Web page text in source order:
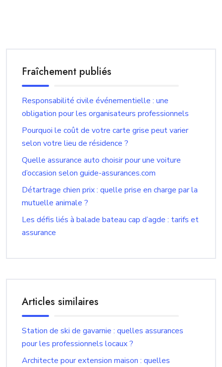
Fraîchement publiés
Responsabilité civile événementielle : une
obligation pour les organisateurs professionnels
Pourquoi le coût de votre carte grise peut varier
selon votre lieu de résidence ?
Quelle assurance auto choisir pour une voiture
d’occasion selon guide-assurances.com
Détartrage chien prix : quelle prise en charge par la
mutuelle animale ?
Les défis liés à balade bateau cap d’agde : tarifs et
assurance
Articles similaires
Station de ski de gavarnie : quelles assurances
pour les professionnels locaux ?
Architecte pour extension maison : quelles